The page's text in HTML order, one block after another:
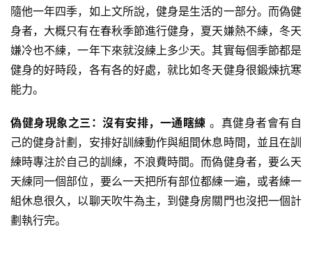
隨他一年四季，如上文所說，健身是生活的一部分。而偽健
身者，大概只有在春秋季節進行健身，夏天嫌熱不練，冬天
嫌冷也不練，一年下來就沒練上多少天。其實每個季節都是
健身的好時段，各有各的好處，就比如冬天健身很鍛煉抗寒
能力。
偽健身現象之三：沒有安排，一通瞎練 。真健身者會有自
己的健身計劃，安排好訓練動作與組間休息時間，並且在訓
練時專注於自己的訓練，不浪費時間。而偽健身者，要么天
天練同一個部位，要么一天把所有部位都練一遍，或者練一
組休息很久，以聊天吹牛為主，到健身房關門也沒把一個計
劃執行完。